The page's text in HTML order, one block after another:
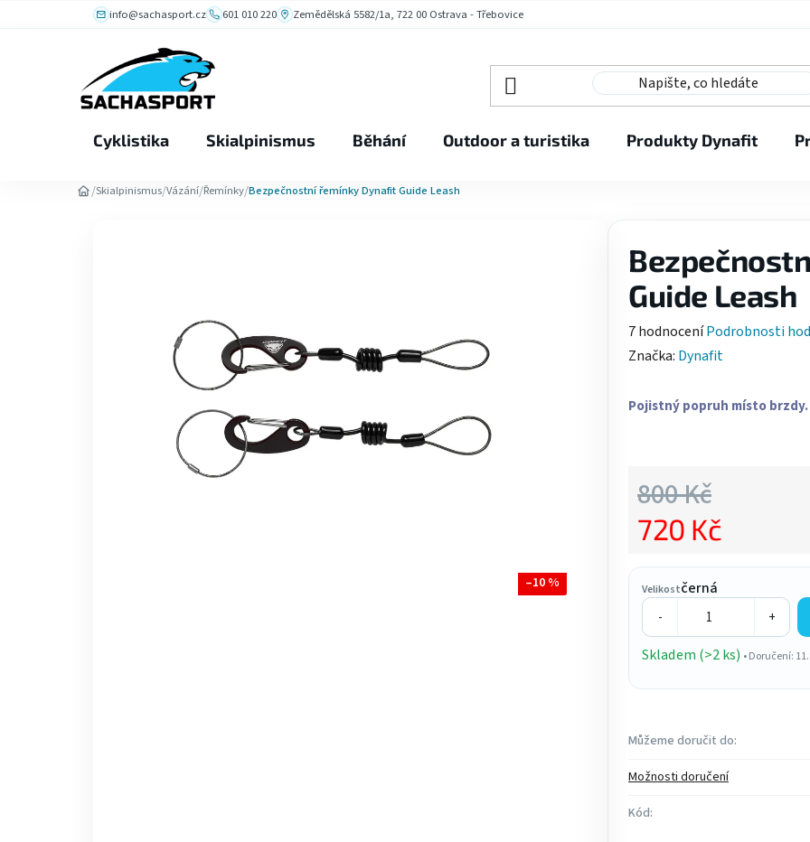
info@sachasport.cz 601 010 220 Zemědělská 5582/1a, 722 00 Ostrava - Třebovice
Cyklistika Skialpinismus Běhání Outdoor a turistika Produkty Dynafit
/Skialpinismus/Vázání/Řemínky/Bezpečnostní řemínky Dynafit Guide Leash
Guide Leash
Průměrné
hodnocení
je
hvězdiček.
7 hodnoceníPodrobnosti
Značka: Dynafit
Pojistný popruh místo brzdy.
Velikostčerná
- +
Skladem (>2 ks) • Doručení:
Můžeme doručit do:
Možnosti doručení
Kód:
800 Kč
720 Kč
–10 %